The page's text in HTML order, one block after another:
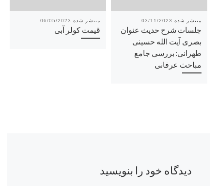
06/05/2023
قیمت کولر آبی
03/11/2023
جلسات شرح حدیث عنوان
بصری آیت الله حسینی
طهرانی: بررسی جامع
مباحث عرفانی
دیدگاه خود را بنویسید